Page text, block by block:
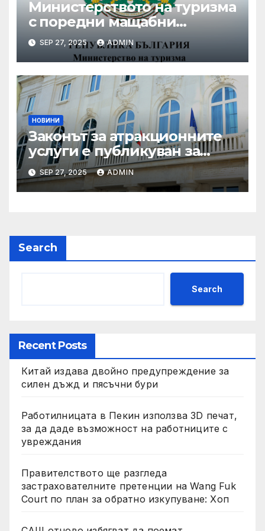
Министерството на туризма
с поредни мащабни
координирани проверки
през летния сезон
SEP 27, 2025 ADMIN
НОВИНИ
Законът за атракционните
услуги е публикуван за
обществено обсъждане
SEP 27, 2025 ADMIN
Search
Search
Recent Posts
Китай издава двойно предупреждение за
силен дъжд и пясъчни бури
Работилницата в Пекин използва 3D печат,
за да даде възможност на работниците с
увреждания
Правителството ще разгледа
застрахователните претенции на Wang Fuk
Court по план за обратно изкупуване: Хоп